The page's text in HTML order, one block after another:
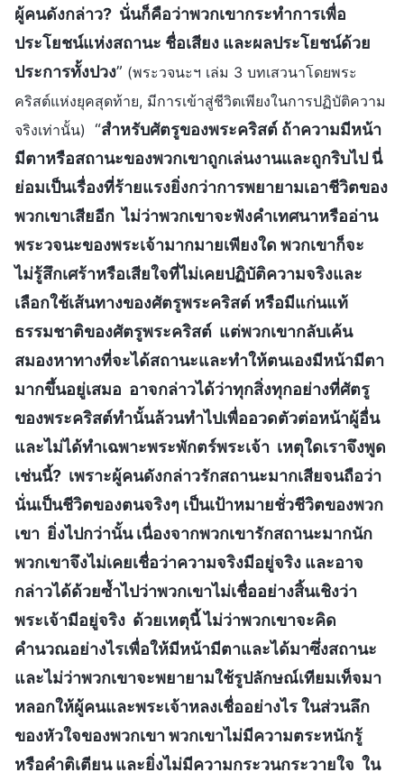
ผู้คนดังกล่าว? นั่นก็คือว่าพวกเขากระทำการเพื่อ
ประโยชน์แห่งสถานะ ชื่อเสียง และผลประโยชน์ด้วย
ประการทั้งปวง” (พระวจนะฯ เล่ม 3 บทเสวนาโดยพระ
คริสต์แห่งยุคสุดท้าย, มีการเข้าสู่ชีวิตเพียงในการปฏิบัติความ
จริงเท่านั้น) “สำหรับศัตรูของพระคริสต์ ถ้าความมีหน้า
มีตาหรือสถานะของพวกเขาถูกเล่นงานและถูกริบไป นี่
ย่อมเป็นเรื่องที่ร้ายแรงยิ่งกว่าการพยายามเอาชีวิตของ
พวกเขาเสียอีก ไม่ว่าพวกเขาจะฟังคำเทศนาหรืออ่าน
พระวจนะของพระเจ้ามากมายเพียงใด พวกเขาก็จะ
ไม่รู้สึกเศร้าหรือเสียใจที่ไม่เคยปฏิบัติความจริงและ
เลือกใช้เส้นทางของศัตรูพระคริสต์ หรือมีแก่นแท้
ธรรมชาติของศัตรูพระคริสต์ แต่พวกเขากลับเค้น
สมองหาทางที่จะได้สถานะและทำให้ตนเองมีหน้ามีตา
มากขึ้นอยู่เสมอ อาจกล่าวได้ว่าทุกสิ่งทุกอย่างที่ศัตรู
ของพระคริสต์ทำนั้นล้วนทำไปเพื่ออวดตัวต่อหน้าผู้อื่น
และไม่ได้ทำเฉพาะพระพักตร์พระเจ้า เหตุใดเราจึงพูด
เช่นนี้? เพราะผู้คนดังกล่าวรักสถานะมากเสียจนถือว่า
นั่นเป็นชีวิตของตนจริงๆ เป็นเป้าหมายชั่วชีวิตของพวก
เขา ยิ่งไปกว่านั้น เนื่องจากพวกเขารักสถานะมากนัก
พวกเขาจึงไม่เคยเชื่อว่าความจริงมีอยู่จริง และอาจ
กล่าวได้ด้วยซ้ำไปว่าพวกเขาไม่เชื่ออย่างสิ้นเชิงว่า
พระเจ้ามีอยู่จริง ด้วยเหตุนี้ ไม่ว่าพวกเขาจะคิด
คำนวณอย่างไรเพื่อให้มีหน้ามีตาและได้มาซึ่งสถานะ
และไม่ว่าพวกเขาจะพยายามใช้รูปลักษณ์เทียมเท็จมา
หลอกให้ผู้คนและพระเจ้าหลงเชื่ออย่างไร ในส่วนลึก
ของหัวใจของพวกเขา พวกเขาไม่มีความตระหนักรู้
หรือคำติเตียน และยิ่งไม่มีความกระวนกระวายใจ ใน